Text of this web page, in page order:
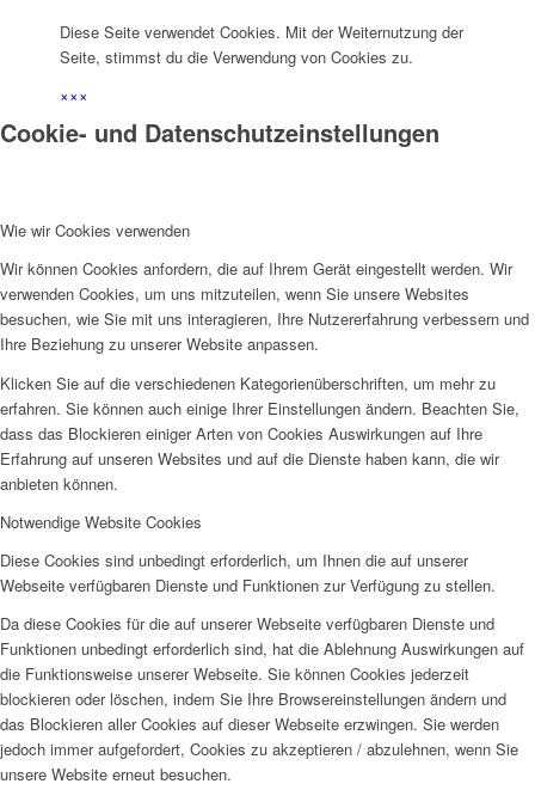
Diese Seite verwendet Cookies. Mit der Weiternutzung der
Seite, stimmst du die Verwendung von Cookies zu.
×××
Cookie- und Datenschutzeinstellungen
Wie wir Cookies verwenden
Wir können Cookies anfordern, die auf Ihrem Gerät eingestellt werden. Wir
verwenden Cookies, um uns mitzuteilen, wenn Sie unsere Websites
besuchen, wie Sie mit uns interagieren, Ihre Nutzererfahrung verbessern und
Ihre Beziehung zu unserer Website anpassen.
Klicken Sie auf die verschiedenen Kategorienüberschriften, um mehr zu
erfahren. Sie können auch einige Ihrer Einstellungen ändern. Beachten Sie,
dass das Blockieren einiger Arten von Cookies Auswirkungen auf Ihre
Erfahrung auf unseren Websites und auf die Dienste haben kann, die wir
anbieten können.
Notwendige Website Cookies
Diese Cookies sind unbedingt erforderlich, um Ihnen die auf unserer
Webseite verfügbaren Dienste und Funktionen zur Verfügung zu stellen.
Da diese Cookies für die auf unserer Webseite verfügbaren Dienste und
Funktionen unbedingt erforderlich sind, hat die Ablehnung Auswirkungen auf
die Funktionsweise unserer Webseite. Sie können Cookies jederzeit
blockieren oder löschen, indem Sie Ihre Browsereinstellungen ändern und
das Blockieren aller Cookies auf dieser Webseite erzwingen. Sie werden
jedoch immer aufgefordert, Cookies zu akzeptieren / abzulehnen, wenn Sie
unsere Website erneut besuchen.